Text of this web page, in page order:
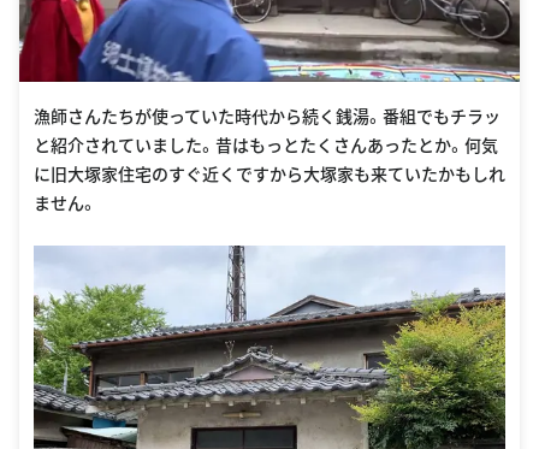
漁師さんたちが使っていた時代から続く銭湯。番組でもチラッ
と紹介されていました。昔はもっとたくさんあったとか。何気
に旧大塚家住宅のすぐ近くですから大塚家も来ていたかもしれ
ません。